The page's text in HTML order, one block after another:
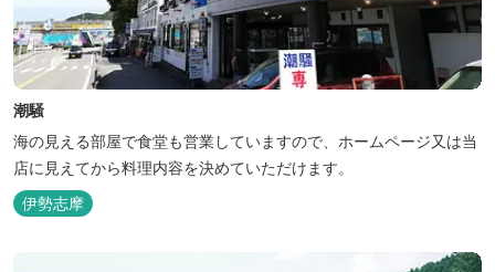
潮騒
海の見える部屋で食堂も営業していますので、ホームページ又は当
店に見えてから料理内容を決めていただけます。
伊勢志摩